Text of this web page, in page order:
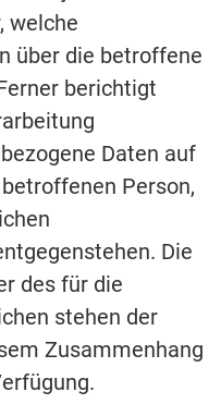
welche
über die betroffene
berichtigt
Daten auf
Person,
Die
des für die
stehen der
Zusammenhang